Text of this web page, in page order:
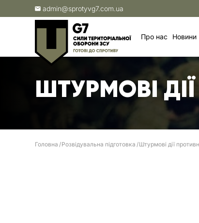
admin@sprotyvg7.com.ua
Про нас Новини
ШТУРМОВІ
Головна Розвідувальна підготовка Штурмові дії